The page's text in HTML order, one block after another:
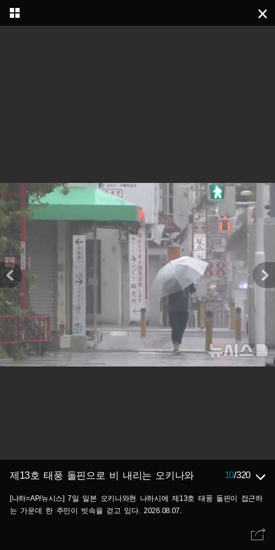
제13호 태풍 돌핀으로 비 내리는 오키나와 10/320
[나하=AP/뉴시스] 7일 일본 오키나와현 나하시에 제13호 태풍 돌핀이 접근하
는 가운데 한 주민이 빗속을 걷고 있다. 2026.08.07.